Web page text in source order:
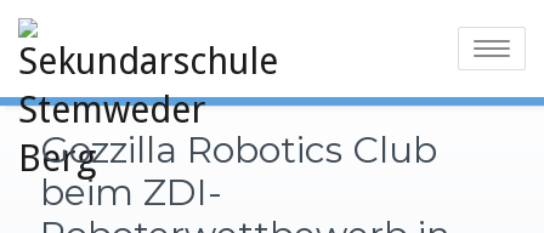
Toggle
Gozzilla Robotics Club
beim ZDI-